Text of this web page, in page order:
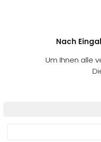
Nach
Um Ihnen alle